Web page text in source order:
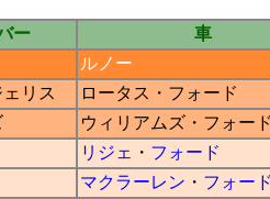
ー
車
ルノー
リス ロータス ・ フォード
ウィリアムズ ・ フォー
リジェ ・ フォード
マクラーレン ・ フォー